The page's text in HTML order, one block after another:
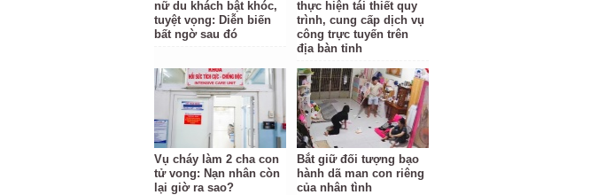
nữ du khách bật khóc,
tuyệt vọng: Diễn biến
bất ngờ sau đó
thực hiện tái thiết quy
trình, cung cấp dịch vụ
công trực tuyến trên
địa bàn tỉnh
Vụ cháy làm 2 cha con
tử vong: Nạn nhân còn
lại giờ ra sao?
Bắt giữ đối tượng bạo
hành dã man con riêng
của nhân tình